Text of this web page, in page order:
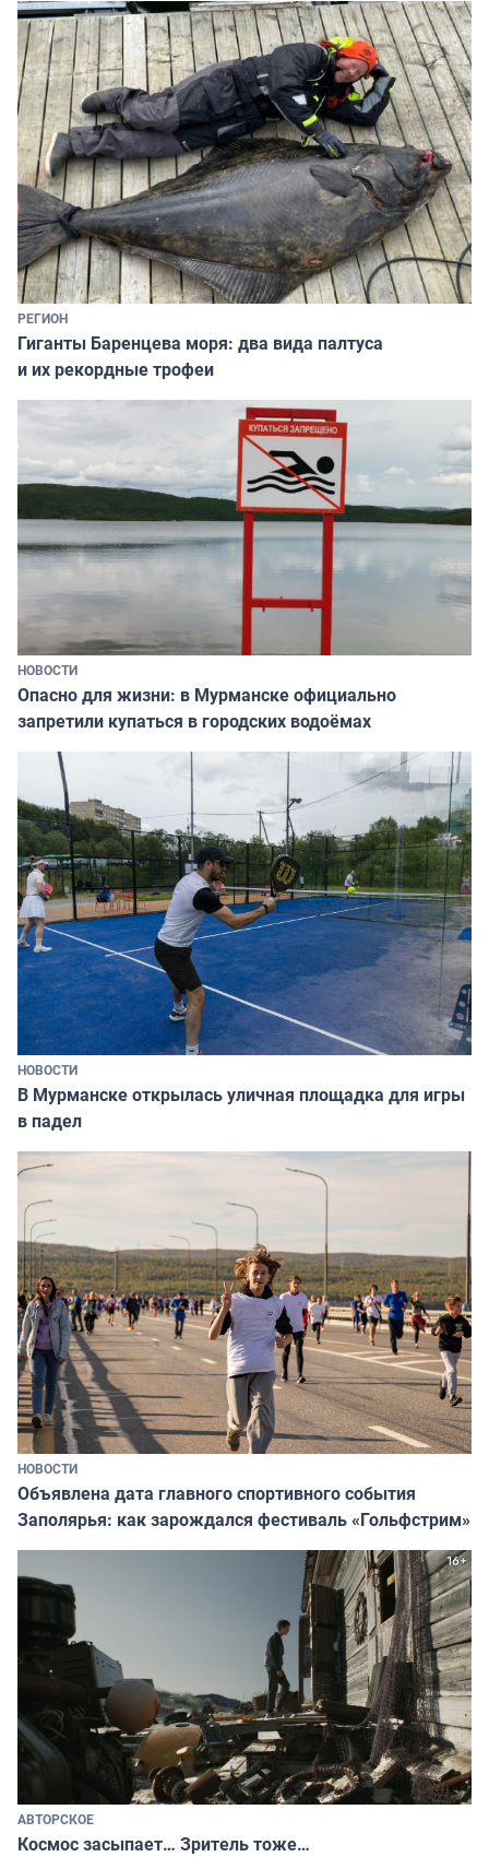
РЕГИОН
Гиганты Баренцева моря: два вида палтуса
и их рекордные трофеи
НОВОСТИ
Опасно для жизни: в Мурманске официально
запретили купаться в городских водоёмах
НОВОСТИ
В Мурманске открылась уличная площадка для игры
в падел
НОВОСТИ
Объявлена дата главного спортивного события
Заполярья: как зарождался фестиваль «Гольфстрим»
АВТОРСКОЕ
Космос засыпает… Зритель тоже…